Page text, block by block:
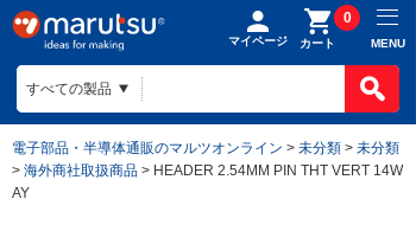
マイページ カート
0
MENU
電子部品・半導体通販のマルツオンライン > 未分類 > 未分類
> 海外商社取扱商品 > HEADER 2.54MM PIN THT VERT 14W
AY